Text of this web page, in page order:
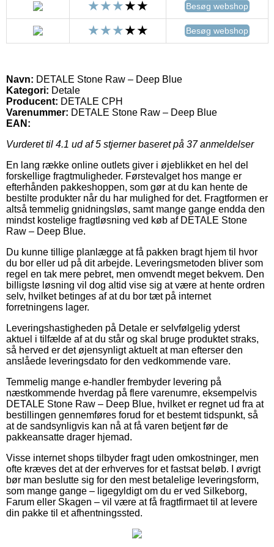
Besøg webshop
Besøg webshop
Navn: DETALE Stone Raw – Deep Blue
Kategori: Detale
Producent: DETALE CPH
Varenummer: DETALE Stone Raw – Deep Blue
EAN:
Vurderet til 4.1 ud af 5 stjerner baseret på 37anmeldelser
En lang række online outlets giver i øjeblikket en hel del
forskellige fragtmuligheder. Førstevalget hos mange er
efterhånden pakkeshoppen, som gør at du kan hente de
bestilte produkter når du har mulighed for det. Fragtformen er
altså temmelig gnidningsløs, samt mange gange endda den
mindst kostelige fragtløsning ved køb af DETALE Stone
Raw – Deep Blue.
Du kunne tillige planlægge at få pakken bragt hjem til hvor
du bor eller ud på dit arbejde. Leveringsmetoden bliver som
regel en tak mere pebret, men omvendt meget bekvem. Den
billigste løsning vil dog altid vise sig at være at hente ordren
selv, hvilket betinges af at du bor tæt på internet
forretningens lager.
Leveringshastigheden på Detale er selvfølgelig yderst
aktuel i tilfælde af at du står og skal bruge produktet straks,
så herved er det øjensynligt aktuelt at man efterser den
anslåede leveringsdato for den vedkommende vare.
Temmelig mange e-handler frembyder levering på
næstkommende hverdag på flere varenumre, eksempelvis
DETALE Stone Raw – Deep Blue, hvilket er regnet ud fra at
bestillingen gennemføres forud for et bestemt tidspunkt, så
at de sandsynligvis kan nå at få varen betjent før de
pakkeansatte drager hjemad.
Visse internet shops tilbyder fragt uden omkostninger, men
ofte kræves det at der erhverves for et fastsat beløb. I øvrigt
bør man beslutte sig for den mest betalelige leveringsform,
som mange gange – ligegyldigt om du er ved Silkeborg,
Farum eller Skagen – vil være at få fragtfirmaet til at levere
din pakke til et afhentningssted.